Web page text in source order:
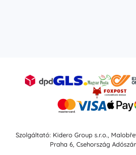
Szolgáltató: Kidero Group s.r.o.,
Praha 6, Csehország